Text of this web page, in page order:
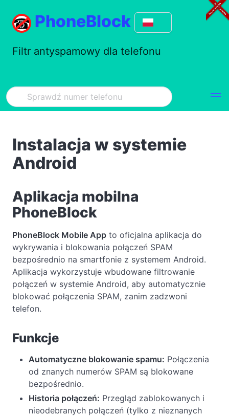
PhoneBlock
Filtr antyspamowy dla telefonu
Instalacja w systemie
Android
Aplikacja mobilna
PhoneBlock
PhoneBlock Mobile App to oficjalna aplikacja do
wykrywania i blokowania połączeń SPAM
bezpośrednio na smartfonie z systemem Android.
Aplikacja wykorzystuje wbudowane filtrowanie
połączeń w systemie Android, aby automatycznie
blokować połączenia SPAM, zanim zadzwoni
telefon.
Funkcje
Automatyczne blokowanie spamu: Połączenia
od znanych numerów SPAM są blokowane
bezpośrednio.
Historia połączeń: Przegląd zablokowanych i
nieodebranych połączeń (tylko z nieznanych